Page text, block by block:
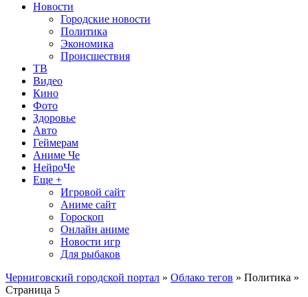
Новости
Городские новости
Политика
Экономика
Происшествия
ТВ
Видео
Кино
Фото
Здоровье
Авто
Геймерам
Аниме Че
НейроЧе
Еще +
Игровой сайт
Аниме сайт
Гороскоп
Онлайн аниме
Новости игр
Для рыбаков
Черниговский городской портал » Облако тегов » Политика »
Страница 5